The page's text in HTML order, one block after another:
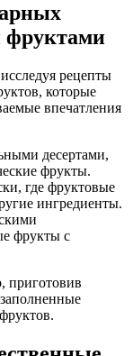
фруктами
рецепты
которые
впечатления
десертами,
фрукты.
где фруктовые
ингредиенты.
фрукты с
приготовив